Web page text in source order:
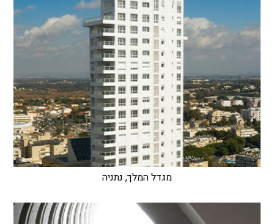
מגדל המלך, נתניה